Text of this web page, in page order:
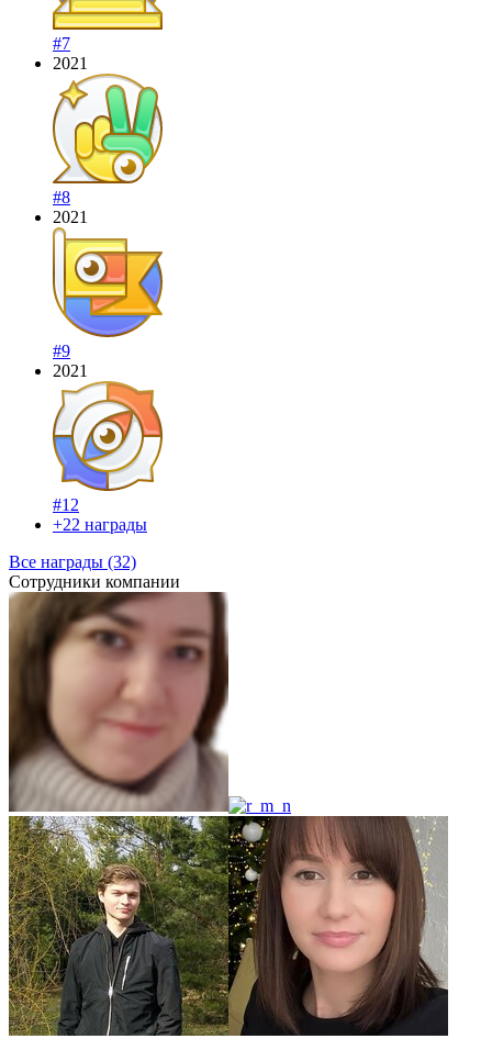
#7
2021
#8
2021
#9
2021
#12
+22 награды
Все награды (32)
Сотрудники компании